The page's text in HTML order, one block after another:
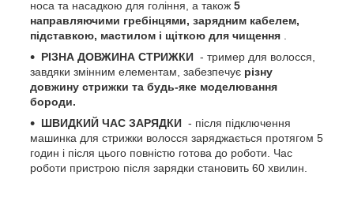
носа та насадкою для гоління, а також 5
направляючими гребінцями, зарядним кабелем,
підставкою, мастилом і щіткою для чищення
РІЗНА ДОВЖИНА СТРИЖКИ - тример для волосся,
завдяки змінним елементам, забезпечує різну
довжину стрижки та будь-яке моделювання
бороди.
ШВИДКИЙ ЧАС ЗАРЯДКИ - після підключення
машинка для стрижки волосся заряджається протягом 5
годин і після цього повністю готова до роботи. Час
роботи пристрою після зарядки становить 60 хвилин.